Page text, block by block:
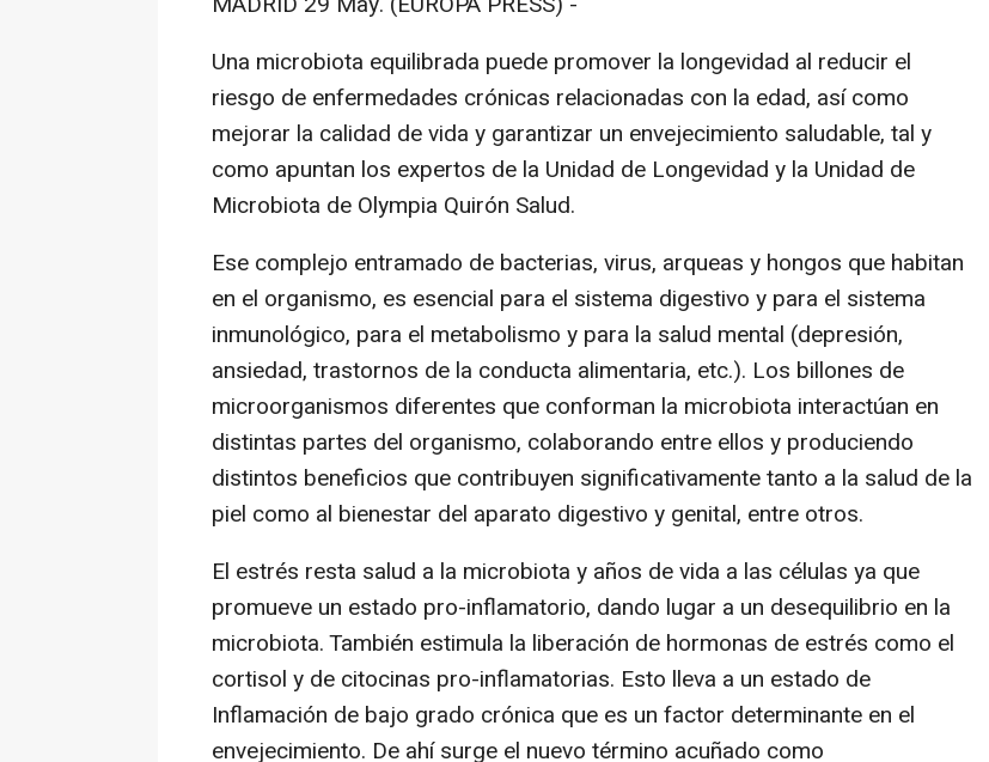
Una microbiota equilibrada puede promover la longevidad al reducir el
riesgo de enfermedades crónicas relacionadas con la edad, así como
mejorar la calidad de vida y garantizar un envejecimiento saludable, tal y
como apuntan los expertos de la Unidad de Longevidad y la Unidad de
Microbiota de Olympia Quirón Salud.
Ese complejo entramado de bacterias, virus, arqueas y hongos que habitan
en el organismo, es esencial para el sistema digestivo y para el sistema
inmunológico, para el metabolismo y para la salud mental (depresión,
ansiedad, trastornos de la conducta alimentaria, etc.). Los billones de
microorganismos diferentes que conforman la microbiota interactúan en
distintas partes del organismo, colaborando entre ellos y produciendo
distintos beneficios que contribuyen significativamente tanto a la salud de la
piel como al bienestar del aparato digestivo y genital, entre otros.
El estrés resta salud a la microbiota y años de vida a las células ya que
promueve un estado pro-inflamatorio, dando lugar a un desequilibrio en la
microbiota. También estimula la liberación de hormonas de estrés como el
cortisol y de citocinas pro-inflamatorias. Esto lleva a un estado de
Inflamación de bajo grado crónica que es un factor determinante en el
envejecimiento. De ahí surge el nuevo término acuñado como